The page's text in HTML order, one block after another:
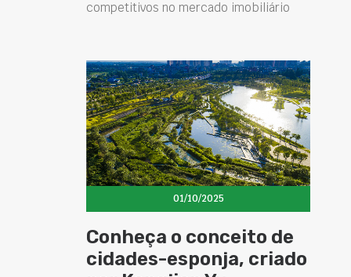
competitivos no mercado imobiliário
01/10/2025
Conheça o conceito de
cidades-esponja, criado